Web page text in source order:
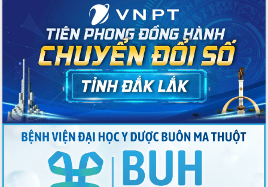
Đẩy mạnh cải cách hành chính, quyết
tâm đạt được mục tiêu tăng trưởng
hai con số trong năm 2026
Tổ chức trang trọng Lễ hội Đền thờ
Lương Văn Chánh năm 2026
Phó Bí thư Tỉnh ủy Đắk Lắk Đỗ Hữu
Huy giữ chức Bí thư Đảng ủy Ủy Ban
Nhân dân tỉnh
Bệnh án điện tử thúc đẩy chuyển đổi
số y tế tại Đắk Lắk
Chuyển đổi số thư viện: Mở rộng
không gian tri thức trong thời đại số
Đánh giá, rút kinh nghiệm công tác tổ
chức diễn tập trước ngày bầu cử